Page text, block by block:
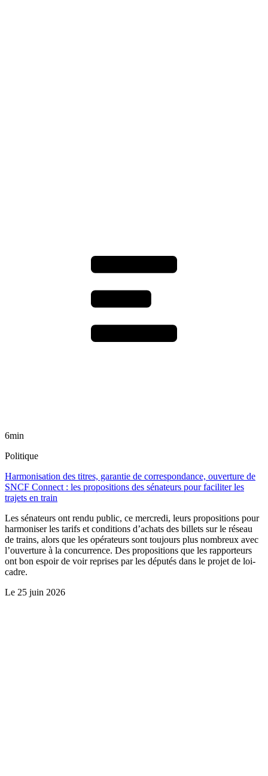
6min
Politique
Harmonisation des titres, garantie de correspondance, ouverture de
SNCF Connect : les propositions des sénateurs pour faciliter les
trajets en train
Les sénateurs ont rendu public, ce mercredi, leurs propositions pour
harmoniser les tarifs et conditions d’achats des billets sur le réseau
de trains, alors que les opérateurs sont toujours plus nombreux avec
l’ouverture à la concurrence. Des propositions que les rapporteurs
ont bon espoir de voir reprises par les députés dans le projet de loi-
cadre.
Le 25 juin 2026